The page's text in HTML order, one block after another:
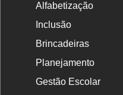
Alfabetização
Inclusão
Brincadeiras
Planejamento
Gestão Escolar